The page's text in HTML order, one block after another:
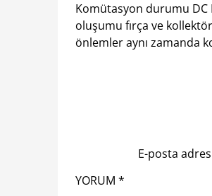
Komütasyon durumu DC
oluşumu fırça ve
önlemler aynı zamanda
E-posta
YORUM *